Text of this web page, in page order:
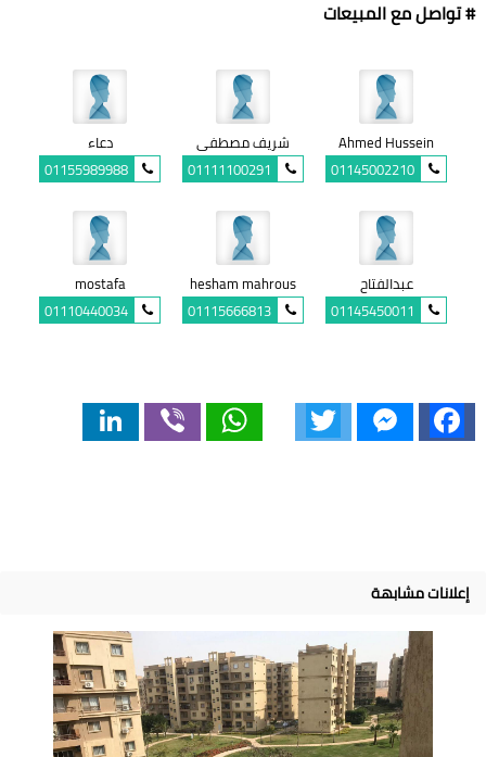
# تواصل مع المبيعات
Ahmed Hussein
01145002210
شريف مصطفى
01111100291
دعاء
01155989988
عبدالفتاح
01145450011
hesham mahrous
01115666813
mostafa
01110440034
Facebook
Messenger
WhatsApp
إعلانات مشابهة